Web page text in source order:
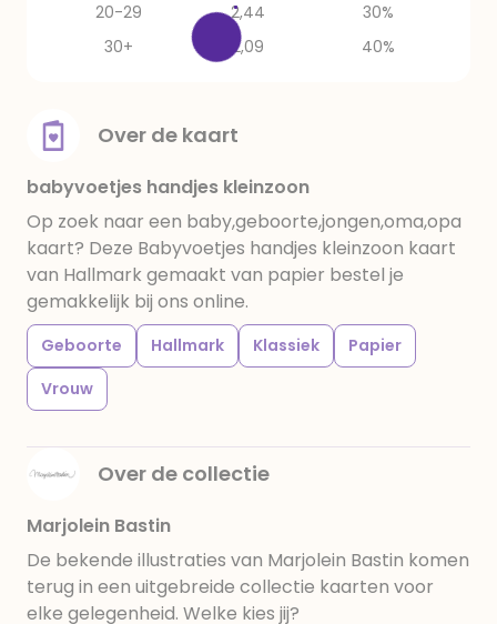
20-29
2,44
30%
30+
2,09 40%
Over de kaart
babyvoetjes handjes kleinzoon
Op zoek naar een baby,geboorte,jongen,oma,opa
kaart? Deze Babyvoetjes handjes kleinzoon kaart
van Hallmark gemaakt van papier bestel je
gemakkelijk bij ons online.
Geboorte Hallmark Klassiek
Papier
Vrouw
Over de collectie
Marjolein Bastin
De bekende illustraties van Marjolein Bastin komen
terug in een uitgebreide collectie kaarten voor
elke gelegenheid. Welke kies jij?